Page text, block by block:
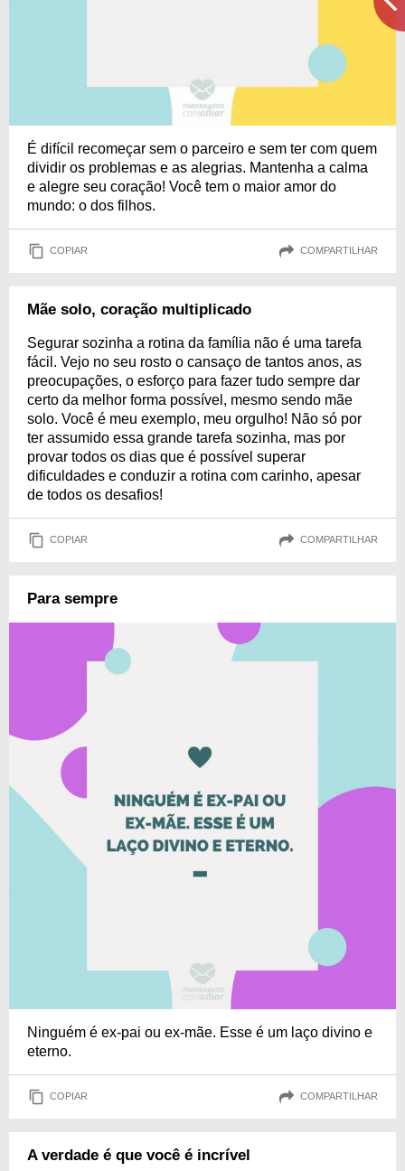
É difícil recomeçar sem o parceiro e sem ter com quem
dividir os problemas e as alegrias. Mantenha a calma
e alegre seu coração! Você tem o maior amor do
mundo: o dos filhos.
COPIAR COMPARTILHAR
Mãe solo, coração multiplicado
Segurar sozinha a rotina da família não é uma tarefa
fácil. Vejo no seu rosto o cansaço de tantos anos, as
preocupações, o esforço para fazer tudo sempre dar
certo da melhor forma possível, mesmo sendo mãe
solo. Você é meu exemplo, meu orgulho! Não só por
ter assumido essa grande tarefa sozinha, mas por
provar todos os dias que é possível superar
dificuldades e conduzir a rotina com carinho, apesar
de todos os desafios!
COPIAR COMPARTILHAR
Para sempre
Ninguém é ex-pai ou ex-mãe. Esse é um laço divino e
eterno.
COPIAR COMPARTILHAR
A verdade é que você é incrível